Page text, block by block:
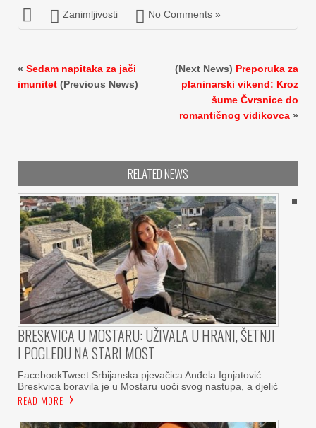
Zanimljivosti No Comments »
« Sedam napitaka za jači
imunitet (Previous News)
(Next News) Preporuka za
planinarski vikend: Kroz
šume Čvrsnice do
romantičnog vidikovca »
RELATED NEWS
BRESKVICA U MOSTARU: UŽIVALA U HRANI, ŠETNJI
I POGLEDU NA STARI MOST
FacebookTweet Srbijanska pjevačica Anđela Ignjatović
Breskvica boravila je u Mostaru uoči svog nastupa, a djelić
READ MORE